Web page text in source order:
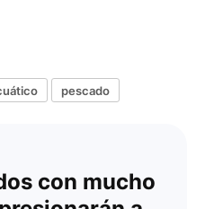
pescado
con mucho